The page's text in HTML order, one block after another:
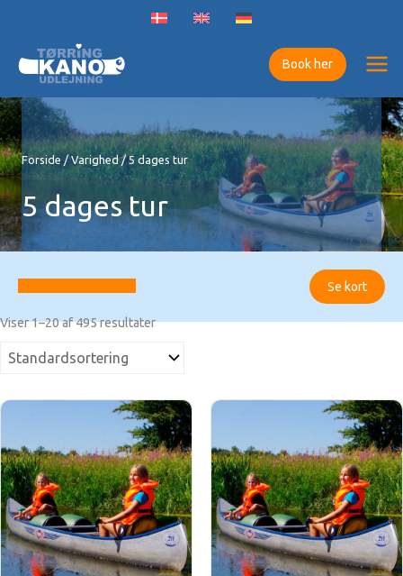
indholdet
Book her
Forside /Varighed/ 5 dages tur
5 dages tur
Se kort
Viser 1–20 af 495 resultater